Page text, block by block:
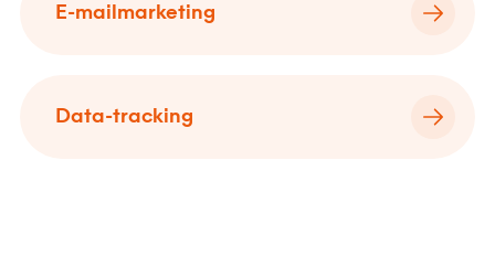
E-mailmarketing
Data-tracking